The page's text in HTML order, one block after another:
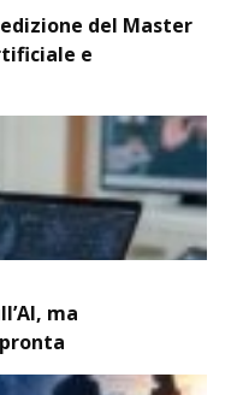
del Master
e
ma